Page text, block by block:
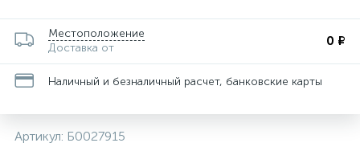
Местоположение
Доставка от
0 ₽
Наличный и безналичный расчет, банковские карты
Артикул: Б0027915